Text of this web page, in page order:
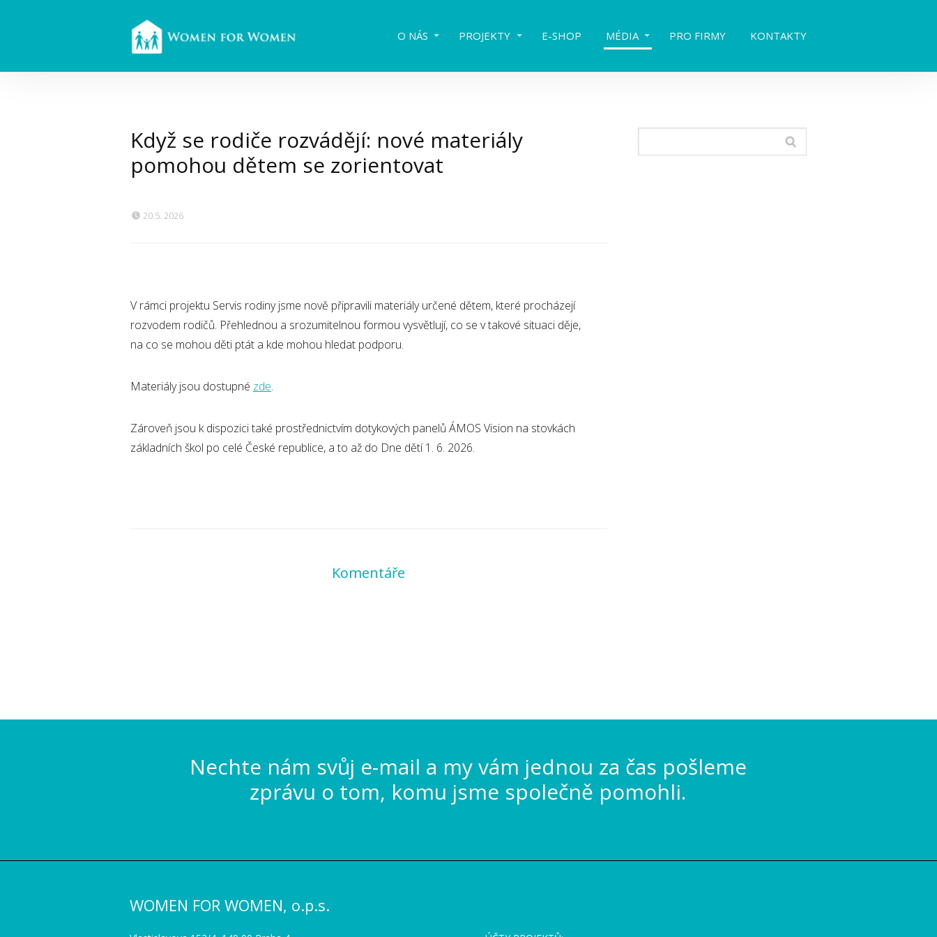
O NÁS PROJEKTY E-SHOP MÉDIA PRO FIRMY KONTAKTY
Když se rodiče rozvádějí: nové materiály
pomohou dětem se zorientovat
20.5. 2026
V rámci projektu Servis rodiny jsme nově připravili materiály určené dětem, které procházejí
rozvodem rodičů. Přehlednou a srozumitelnou formou vysvětlují, co se v takové situaci děje,
na co se mohou děti ptát a kde mohou hledat podporu.
Materiály jsou dostupné zde.
Zároveň jsou k dispozici také prostřednictvím dotykových panelů ÁMOS Vision na stovkách
základních škol po celé České republice, a to až do Dne dětí 1. 6. 2026.
Komentáře
Nechte nám svůj e-mail a my vám jednou za čas pošleme
zprávu o tom, komu jsme společně pomohli.
WOMEN FOR WOMEN, o.p.s.